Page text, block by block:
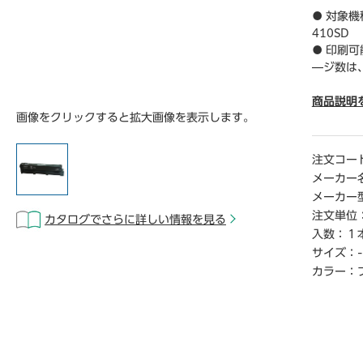
画像をクリックすると拡大画像を表示します。
カタログでさらに詳しい情報を見る
● 対象
410SD
● 印刷可
―ジ数は
サイズ、
り大きく
イメ―ジ
ッジの
【デジタ
※こちら
らご覧い
商品説明
注文コー
メーカー
メーカー
注文単位
入数：
１
サイズ： -
カラー：